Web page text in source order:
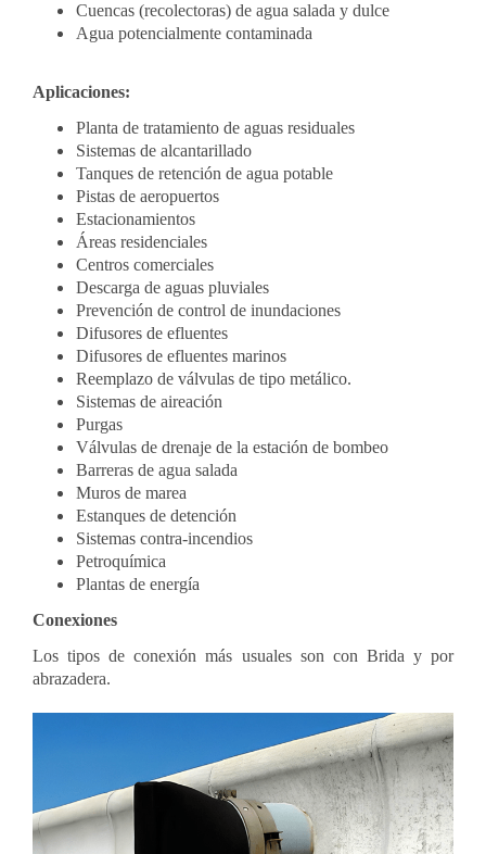
Cuencas (recolectoras) de agua salada y dulce
Agua potencialmente contaminada
Aplicaciones:
Planta de tratamiento de aguas residuales
Sistemas de alcantarillado
Tanques de retención de agua potable
Pistas de aeropuertos
Estacionamientos
Áreas residenciales
Centros comerciales
Descarga de aguas pluviales
Prevención de control de inundaciones
Difusores de efluentes
Difusores de efluentes marinos
Reemplazo de válvulas de tipo metálico.
Sistemas de aireación
Purgas
Válvulas de drenaje de la estación de bombeo
Barreras de agua salada
Muros de marea
Estanques de detención
Sistemas contra-incendios
Petroquímica
Plantas de energía
Conexiones
Los tipos de conexión más usuales son con Brida y por
abrazadera.